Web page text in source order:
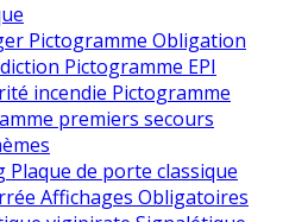
Pictogramme Obligation
Pictogramme EPI
incendie Pictogramme
premiers secours
Plaque de porte classique
Affichages Obligatoires